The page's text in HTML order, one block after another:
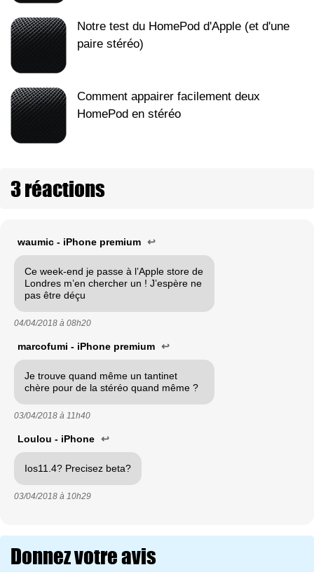
Notre test du HomePod d'Apple (et d'une
paire stéréo)
Comment appairer facilement deux
HomePod en stéréo
3 réactions
waumic - iPhone premium ↩
Ce week-end je passe à l’Apple store de
Londres m’en chercher un ! J’espère ne
pas être déçu
04/04/2018 à 08h20
marcofumi - iPhone premium ↩
Je trouve quand même un tantinet
chère pour de la stéréo quand même ?
03/04/2018 à 11h40
Loulou - iPhone ↩
Ios11.4? Precisez beta?
03/04/2018 à 10h29
Donnez votre avis